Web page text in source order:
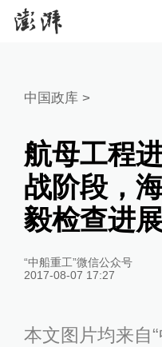
中国政库 >
航母工程
战阶段，
毅检查进展
“中船重工”微信公众号
2017-08-07 17:27
本文图片均来自